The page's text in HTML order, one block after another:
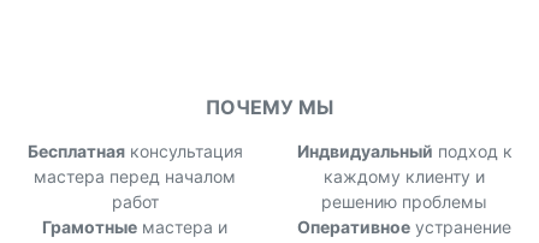
ПОЧЕМУ МЫ
Бесплатнаяконсультация
мастера перед началом
работ
Индвидуальный подход к
каждому клиенту и
решению проблемы
Грамотные мастера и
Оперативное устранение